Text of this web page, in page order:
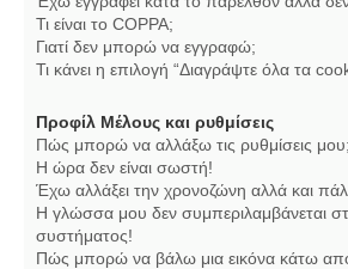
Τι είναι το COPPA;
Γιατί δεν μπορώ να εγγραφώ;
Τι κάνει η επιλογή “Διαγράψτε όλα τα
Προφίλ Μέλους και ρυθμίσεις
Πώς μπορώ να αλλάξω τις ρυθμίσεις μου;
Η ώρα δεν είναι σωστή!
Έχω αλλάξει την χρονοζώνη αλλά και
Η γλώσσα μου δεν συμπεριλαμβάνεται
συστήματος!
Πώς μπορώ να βάλω μια εικόνα κάτω